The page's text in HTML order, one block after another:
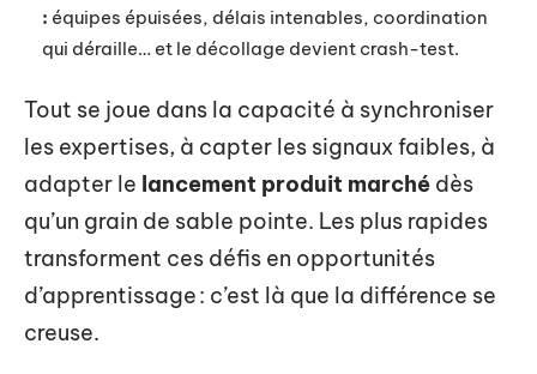
: équipes épuisées, délais intenables, coordination
qui déraille… et le décollage devient crash-test.
Tout se joue dans la capacité à synchroniser
les expertises, à capter les signaux faibles, à
adapter le lancement produit marché dès
qu’un grain de sable pointe. Les plus rapides
transforment ces défis en opportunités
d’apprentissage : c’est là que la différence se
creuse.